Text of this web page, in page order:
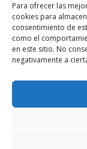
Para ofrecer las
cookies para
consentimiento de
como el
en este sitio. No
negativamente a